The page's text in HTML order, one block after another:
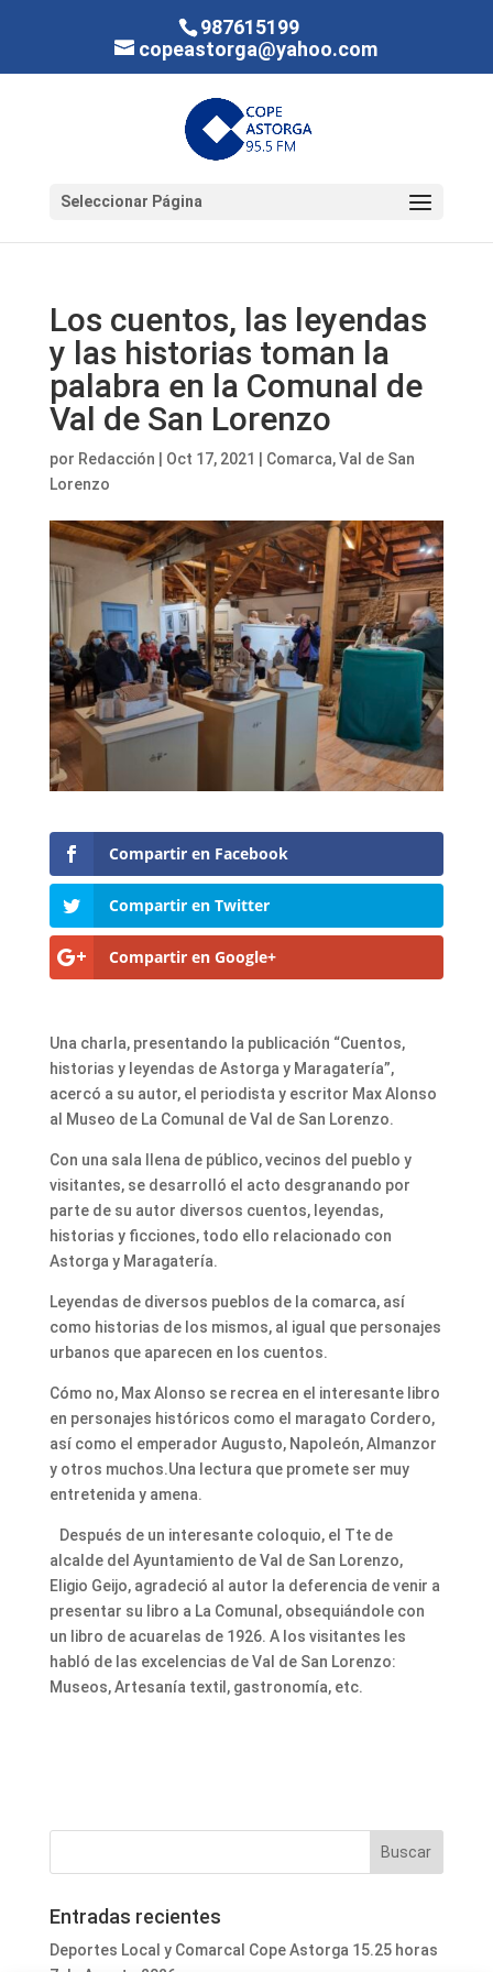
987615199
copeastorga@yahoo.com
Seleccionar Página
Los cuentos, las leyendas
y las historias toman la
palabra en la Comunal de
Val de San Lorenzo
por Redacción Oct 17, 2021 Comarca,Val de San
Lorenzo
Compartir en Facebook
Compartir en Twitter
Compartir en Google+
Una charla, presentando la publicación “Cuentos,
historias y leyendas de Astorga y Maragatería”,
acercó a su autor, el periodista y escritor Max Alonso
al Museo de La Comunal de Val de San Lorenzo.
Con una sala llena de público, vecinos del pueblo y
visitantes, se desarrolló el acto desgranando por
parte de su autor diversos cuentos, leyendas,
historias y ficciones, todo ello relacionado con
Astorga y Maragatería.
Leyendas de diversos pueblos de la comarca, así
como historias de los mismos, al igual que personajes
urbanos que aparecen en los cuentos.
Cómo no, Max Alonso se recrea en el interesante libro
en personajes históricos como el maragato Cordero,
así como el emperador Augusto, Napoleón, Almanzor
y otros muchos.Una lectura que promete ser muy
entretenida y amena.
Después de un interesante coloquio, el Tte de
alcalde del Ayuntamiento de Val de San Lorenzo,
Eligio Geijo, agradeció al autor la deferencia de venir a
presentar su libro a La Comunal, obsequiándole con
un libro de acuarelas de 1926. A los visitantes les
habló de las excelencias de Val de San Lorenzo:
Museos, Artesanía textil, gastronomía, etc.
Entradas recientes
Deportes Local y Comarcal Cope Astorga 15.25 horas